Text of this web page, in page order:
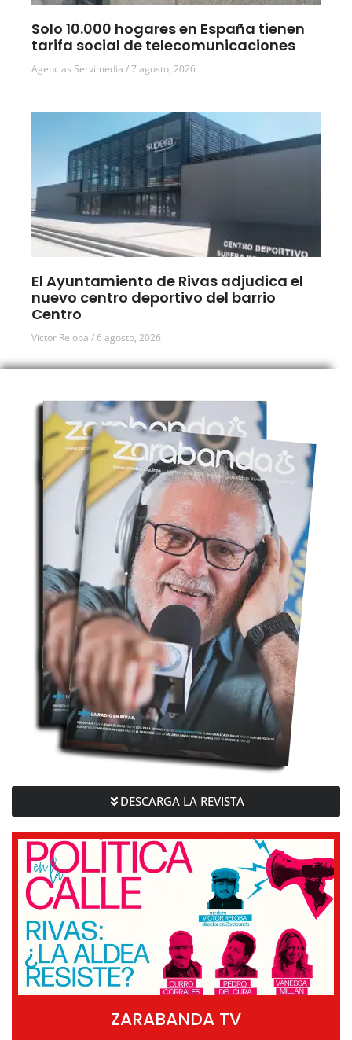
Solo 10.000 hogares en España tienen
tarifa social de telecomunicaciones
Agencias Servimedia 7 agosto, 2026
El Ayuntamiento de Rivas adjudica el
nuevo centro deportivo del barrio
Centro
Víctor Reloba 6 agosto, 2026
DESCARGA LA REVISTA
ZARABANDA TV